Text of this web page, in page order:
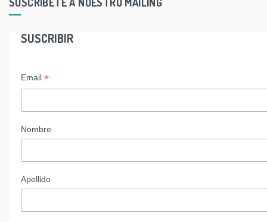
SUSCRIBIR
Email *
Nombre
Apellido